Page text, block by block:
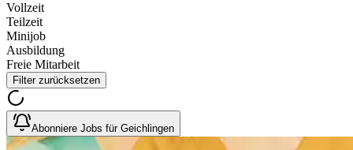
Vollzeit
Teilzeit
Minijob
Ausbildung
Freie Mitarbeit
Filter zurücksetzen
Abonniere Jobs für Geichlingen